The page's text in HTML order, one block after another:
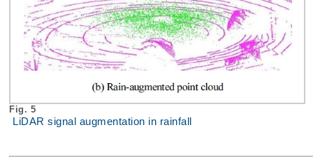
Fig. 5
LiDAR signal augmentation in rainfall